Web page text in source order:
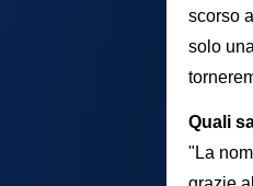
scorso
solo
Quali
"La